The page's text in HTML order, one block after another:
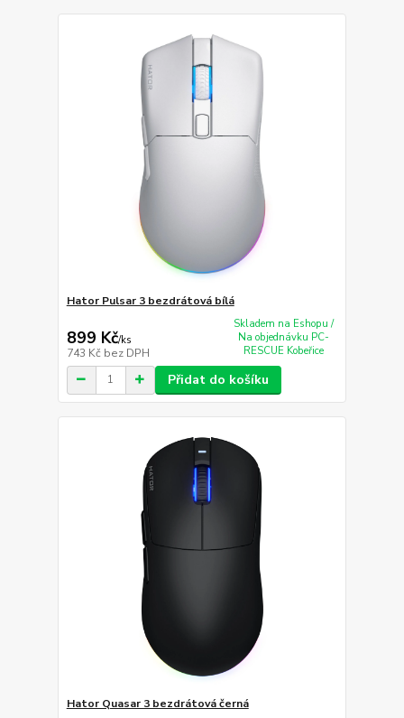
Hator Pulsar 3 bezdrátová bílá
899 Kč/ks
743 Kč bez DPH
Skladem na Eshopu /
Na objednávku PC-
RESCUE Kobeřice
Přidat do košíku
Hator Quasar 3 bezdrátová černá